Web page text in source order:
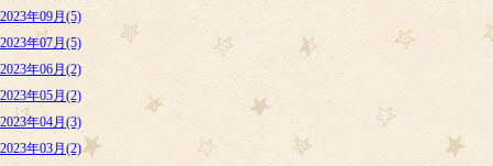
2023年09月(5)
2023年07月(5)
2023年06月(2)
2023年05月(2)
2023年04月(3)
2023年03月(2)